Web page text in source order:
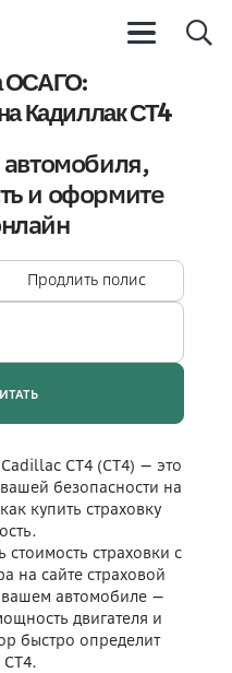
ОСАГО:
Кадиллак СТ4
CT4 (СТ4) — это
безопасности на
купить страховку
стоимость страховки с
на сайте страховой
автомобиле —
двигателя и
быстро определит